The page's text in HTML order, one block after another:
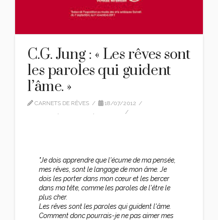
C.G. Jung : « Les rêves sont
les paroles qui guident
l’âme. »
CARNETS DE RÊVES
18/07/2012
, ,
"Je dois apprendre que l'écume de ma pensée,
mes rêves, sont le langage de mon âme. Je
dois les porter dans mon cœur et les bercer
dans ma tête, comme les paroles de l'être le
plus cher.
Les rêves sont les paroles qui guident l'âme.
Comment donc pourrais-je ne pas aimer mes